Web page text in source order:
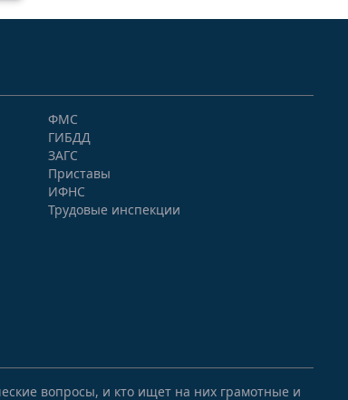
ФМС
ГИБДД
ЗАГС
Приставы
ИФНС
Трудовые инспекции
вопросы, и кто ищет на них грамотные и